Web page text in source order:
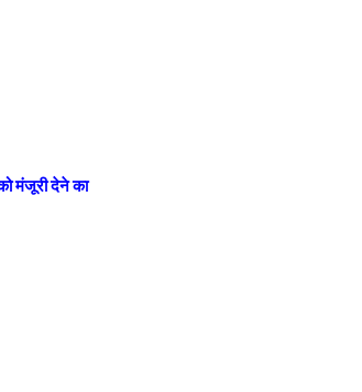
मंजूरी देने का